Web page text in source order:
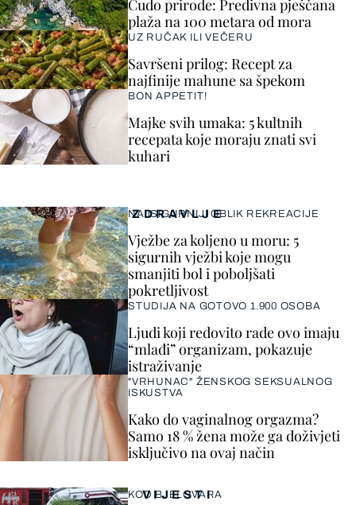
VIJESTI
KOD BJELOVARA
ZDRAVLJE
NAJSIGURNIJI OBLIK REKREACIJE
Vježbe za koljeno u moru: 5
sigurnih vježbi koje mogu
smanjiti bol i poboljšati
pokretljivost
STUDIJA NA GOTOVO 1.900 OSOBA
Ljudi koji redovito rade ovo imaju
“mlađi” organizam, pokazuje
istraživanje
"VRHUNAC" ŽENSKOG SEKSUALNOG
ISKUSTVA
Kako do vaginalnog orgazma?
Samo 18 % žena može ga doživjeti
isključivo na ovaj način
Čudo prirode: Predivna pješčana
plaža na 100 metara od mora
UZ RUČAK ILI VEČERU
Savršeni prilog: Recept za
najfinije mahune sa špekom
BON APPETIT!
Majke svih umaka: 5 kultnih
recepata koje moraju znati svi
kuhari